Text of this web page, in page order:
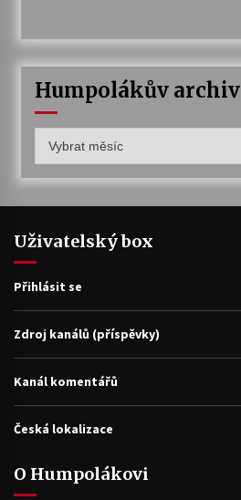
Humpolákův archiv
archiv
Uživatelský box
Přihlásit se
Zdroj kanálů (příspěvky)
Kanál komentářů
Česká lokalizace
O Humpolákovi